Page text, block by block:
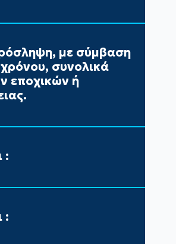
με σύμβαση
συνολικά
εποχικών ή
:
: